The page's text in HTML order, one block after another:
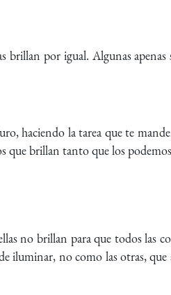
brillan por igual. Algunas apenas
haciendo la tarea que te
que brillan tanto que los
no brillan para que todos las
iluminar, no como las otras, que